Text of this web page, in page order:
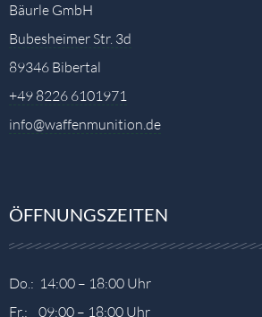
Bäurle GmbH
Bubesheimer Str. 3d
89346 Bibertal
+49 8226 6101971
info@waffenmunition.de
ÖFFNUNGSZEITEN
Do.: 14:00 – 18:00 Uhr
Fr.: 09:00 – 18:00 Uhr